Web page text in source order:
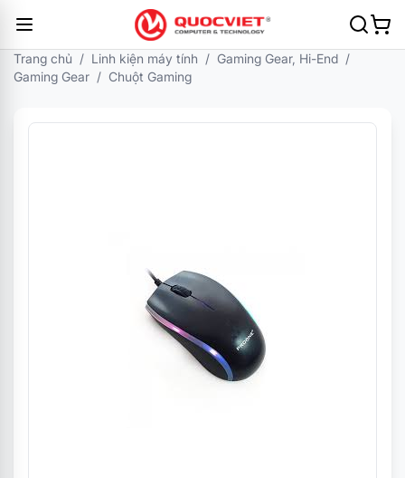
Trang chủ / Linh kiện máy tính / Gaming Gear, Hi-End /
Gaming Gear / Chuột Gaming